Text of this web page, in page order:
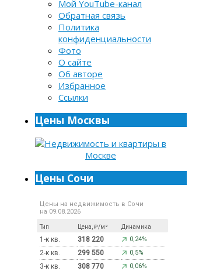
Мой YouTube-канал
Обратная связь
Политика
конфиденциальности
Фото
О сайте
Об авторе
Избранное
Ссылки
Цены Москвы
Цены Сочи
Цены на недвижимость в Сочи
на 09.08.2026
Тип Цена, ₽/м² Динамика
1-к кв. 318 220 0,24%
2-к кв. 299 550 0,5%
3-к кв. 308 770 0,06%